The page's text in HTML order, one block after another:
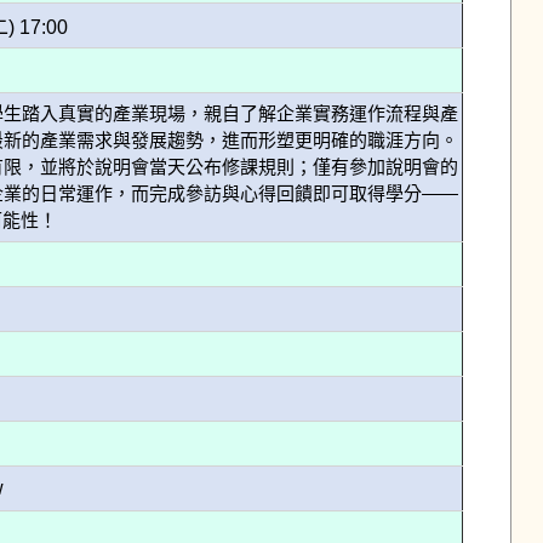
) 17:00
踏入真實的產業現場，親自了解企業實務運作流程與產
的產業需求與發展趨勢，進而形塑更明確的職涯方向。
，並將於說明會當天公布修課規則；僅有參加說明會的
的日常運作，而完成參訪與心得回饋即可取得學分——
性！